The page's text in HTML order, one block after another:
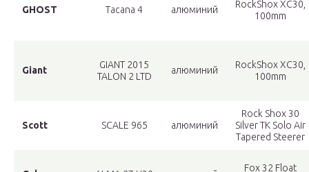
GHOST Tacana 4 алюминий
RockShox XC30,
100mm
Giant
GIANT 2015
TALON 2 LTD
алюминий
RockShox XC30,
100mm
Scott SCALE 965 алюминий
Rock Shox 30
Silver TK Solo Air
Tapered Steerer
Fox 32 Float